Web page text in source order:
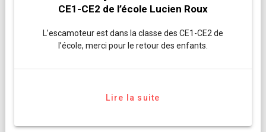
CE1-CE2 de l’école Lucien Roux
L’escamoteur est dans la classe des CE1-CE2 de
l’école, merci pour le retour des enfants.
Lire la suite